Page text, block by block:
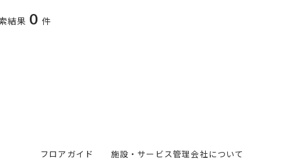
結果 0 件
フロアガイド
施設・サービス管理会社について